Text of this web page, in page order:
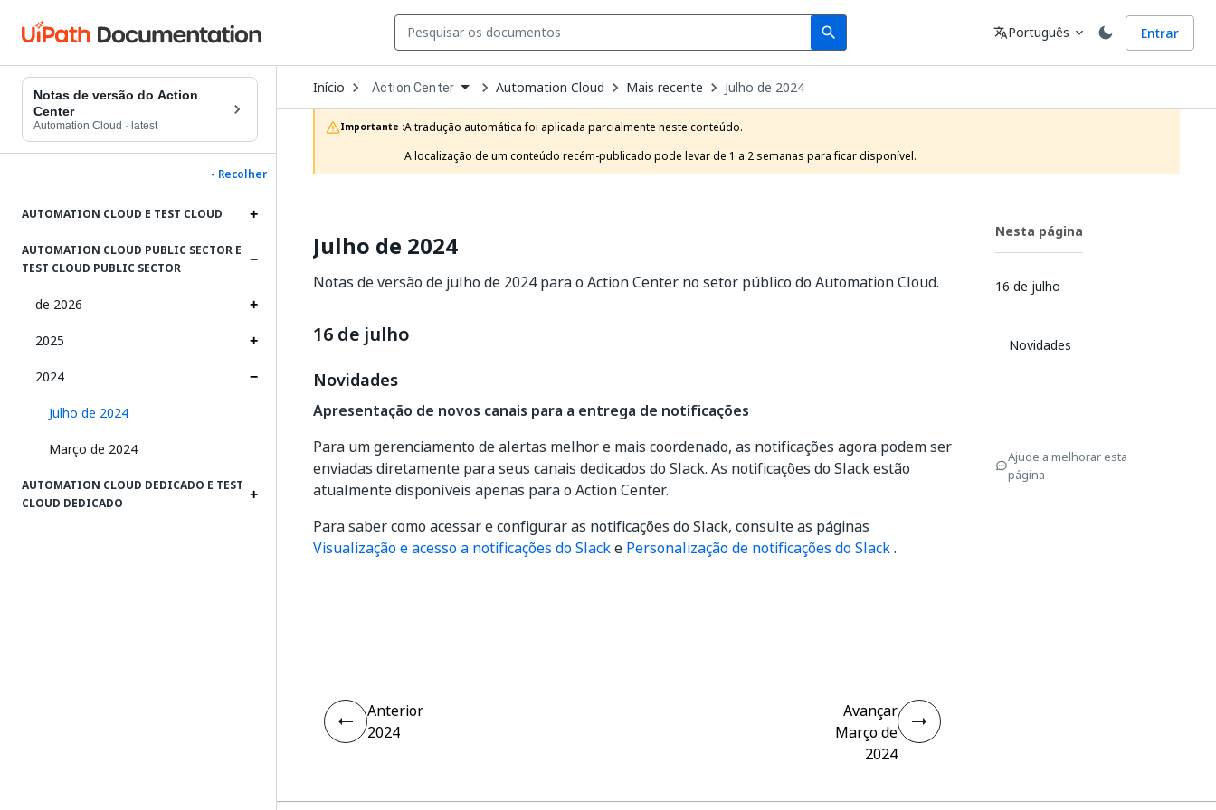
search
Search Idioma
translatePortuguês expand_more Entrar
Notas de versão do Action
Center
Automation Cloud · latest
- Recolher
AUTOMATION CLOUD E TEST CLOUD
AUTOMATION CLOUD PUBLIC SECTOR E
TEST CLOUD PUBLIC SECTOR
de 2026
2025
2024
Julho de 2024
Março de 2024
AUTOMATION CLOUD DEDICADO E TEST
CLOUD DEDICADO
Início Open
Dropdown
to
choose
product
Action Center Automation Cloud Mais recente Julho de 2024
Importante :A tradução automática foi aplicada parcialmente neste conteúdo.
A localização de um conteúdo recém-publicado pode levar de 1 a 2 semanas para ficar disponível.
Julho de 2024
Notas de versão de julho de 2024 para o Action Center no setor público do Automation Cloud.
16 de julho
Novidades
Apresentação de novos canais para a entrega de notificações
Para um gerenciamento de alertas melhor e mais coordenado, as notificações agora podem ser
enviadas diretamente para seus canais dedicados do Slack. As notificações do Slack estão
atualmente disponíveis apenas para o Action Center.
Para saber como acessar e configurar as notificações do Slack, consulte as páginas
Visualização e acesso a notificações do Slacke Personalização de notificações do Slack.
Nesta página
16 de julho
Novidades
Ajude a melhorar esta
página
Anterior
2024
Avançar
Março de
2024